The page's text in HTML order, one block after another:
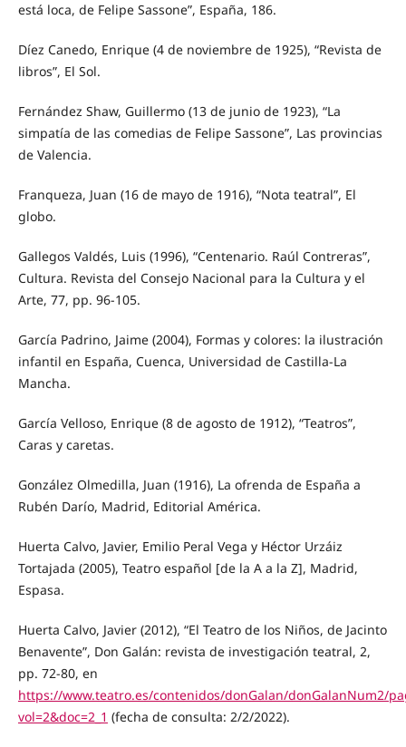
está loca, de Felipe Sassone”, España, 186.
Díez Canedo, Enrique (4 de noviembre de 1925), “Revista de
libros”, El Sol.
Fernández Shaw, Guillermo (13 de junio de 1923), “La
simpatía de las comedias de Felipe Sassone”, Las provincias
de Valencia.
Franqueza, Juan (16 de mayo de 1916), “Nota teatral”, El
globo.
Gallegos Valdés, Luis (1996), “Centenario. Raúl Contreras”,
Cultura. Revista del Consejo Nacional para la Cultura y el
Arte, 77, pp. 96-105.
García Padrino, Jaime (2004), Formas y colores: la ilustración
infantil en España, Cuenca, Universidad de Castilla-La
Mancha.
García Velloso, Enrique (8 de agosto de 1912), “Teatros”,
Caras y caretas.
González Olmedilla, Juan (1916), La ofrenda de España a
Rubén Darío, Madrid, Editorial América.
Huerta Calvo, Javier, Emilio Peral Vega y Héctor Urzáiz
Tortajada (2005), Teatro español [de la A a la Z], Madrid,
Espasa.
Huerta Calvo, Javier (2012), “El Teatro de los Niños, de Jacinto
Benavente”, Don Galán: revista de investigación teatral, 2,
pp. 72-80, en
https://www.teatro.es/contenidos/donGalan/donGalanNum2/
vol=2&doc=2_1 (fecha de consulta: 2/2/2022).